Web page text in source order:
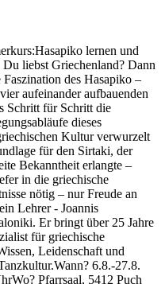
lernen und
liebst Griechenland? Dann
des Hasapiko –
aufeinander aufbauenden
Schritt für Schritt die
dieses
Kultur verwurzelt
für den Sirtaki, der
Bekanntheit erlangte –
in die griechische
nötig – nur Freude an
Lehrer - Joannis
Er bringt über 25 Jahre
für griechische
Leidenschaft und
6.8.-27.8.
Pfarrsaal, 5412 Puch